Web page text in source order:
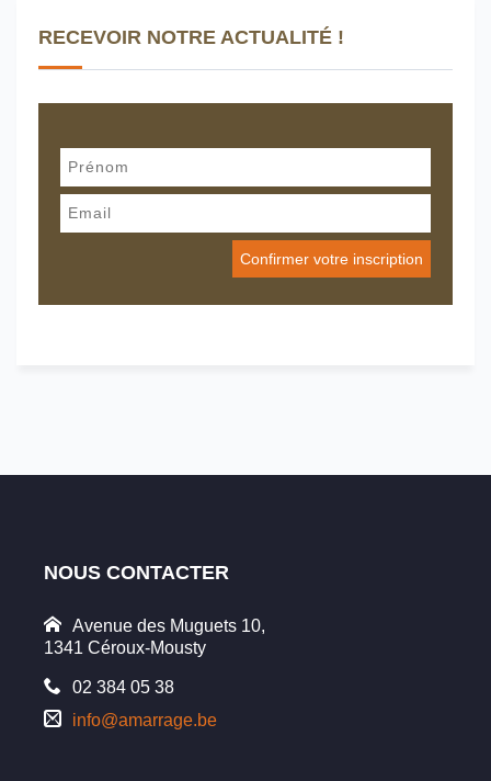
RECEVOIR NOTRE ACTUALITÉ !
NOUS CONTACTER
Avenue des Muguets 10,
1341 Céroux-Mousty
02 384 05 38
info@amarrage.be